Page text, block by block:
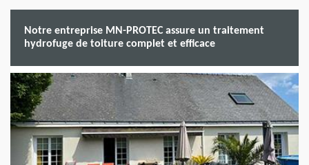
Notre entreprise MN-PROTEC assure un traitement
hydrofuge de toiture complet et efficace